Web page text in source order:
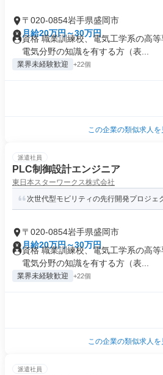
〒020-0854岩手県盛岡市
月給20万円～30万円
資格 職業訓練校、電気工学系の高等
電気分野の知識を有する方（表...
業界未経験歓迎 +22個
この企業の類似求人を
派遣社員
PLC制御設計エンジニア
東日本スターワークス株式会社
次世代型モビリティの先行開発プロジェ
〒020-0854岩手県盛岡市
月給20万円～30万円
資格 職業訓練校、電気工学系の高等
電気分野の知識を有する方（表...
業界未経験歓迎 +22個
この企業の類似求人を
派遣社員